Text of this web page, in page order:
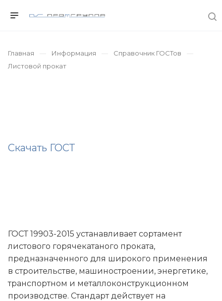
Главная Информация
Справочник ГОСТов
Листовой прокат
горячекатаный
Скачать ГОСТ
ГОСТ 19903-2015 устанавливает сортамент
листового горячекатаного проката,
предназначенного для широкого применения
в строительстве, машиностроении, энергетике,
транспортном и металлоконструкционном
производстве. Стандарт действует на